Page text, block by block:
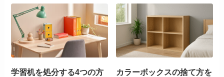
学習机を処分する4つの方
カラーボックスの捨て方を